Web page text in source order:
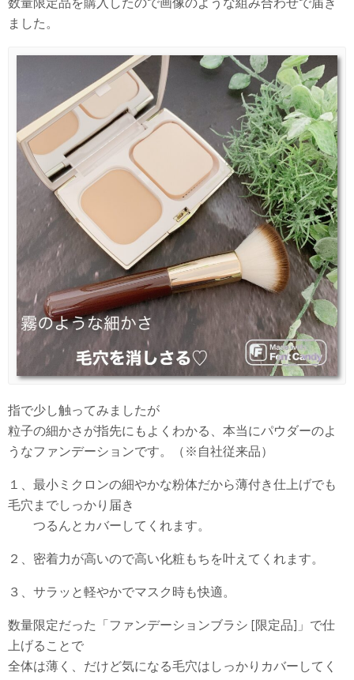
ました。
指で少し触ってみましたが
粒子の細かさが指先にもよくわかる、本当にパウダーのよ
うなファンデーションです。（※自社従来品）
１、最小ミクロンの細やかな粉体だから薄付き仕上げでも
毛穴までしっかり届き
つるんとカバーしてくれます。
２、密着力が高いので高い化粧もちを叶えてくれます。
３、サラッと軽やかでマスク時も快適。
数量限定だった「ファンデーションブラシ [限定品]」で仕
上げることで
全体は薄く、だけど気になる毛穴はしっかりカバーしてく